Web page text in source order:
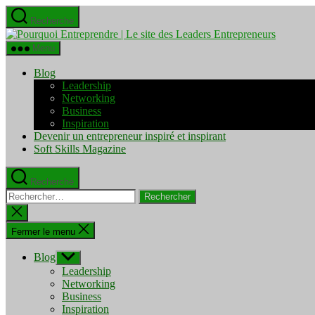
Aller
au
contenu
Recherche
Pourquoi
Menu
Blog
Leadership
Networking
Business
Inspiration
Devenir un entrepreneur inspiré et inspirant
Soft Skills Magazine
Recherche
Rechercher :
Fermer
la
recherche
Fermer le menu
Blog Afficher
le
sous-
menu
Leadership
Networking
Business
Inspiration